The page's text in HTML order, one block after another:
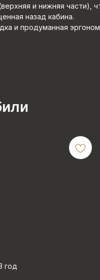
и нижняя части),
назад кабина.
и продуманная
год